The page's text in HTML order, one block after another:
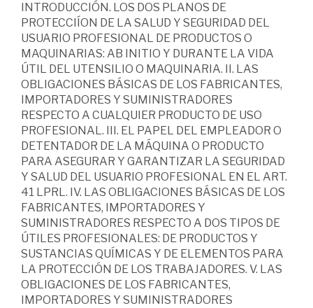
INTRODUCCIÓN. LOS DOS PLANOS DE
PROTECCIÍON DE LA SALUD Y SEGURIDAD DEL
USUARIO PROFESIONAL DE PRODUCTOS O
MAQUINARIAS: AB INITIO Y DURANTE LA VIDA
ÚTIL DEL UTENSILIO O MAQUINARIA. II. LAS
OBLIGACIONES BÁSICAS DE LOS FABRICANTES,
IMPORTADORES Y SUMINISTRADORES
RESPECTO A CUALQUIER PRODUCTO DE USO
PROFESIONAL. III. EL PAPEL DEL EMPLEADOR O
DETENTADOR DE LA MÁQUINA O PRODUCTO
PARA ASEGURAR Y GARANTIZAR LA SEGURIDAD
Y SALUD DEL USUARIO PROFESIONAL EN EL ART.
41 LPRL. IV. LAS OBLIGACIONES BÁSICAS DE LOS
FABRICANTES, IMPORTADORES Y
SUMINISTRADORES RESPECTO A DOS TIPOS DE
ÚTILES PROFESIONALES: DE PRODUCTOS Y
SUSTANCIAS QUÍMICAS Y DE ELEMENTOS PARA
LA PROTECCIÓN DE LOS TRABAJADORES. V. LAS
OBLIGACIONES DE LOS FABRICANTES,
IMPORTADORES Y SUMINISTRADORES